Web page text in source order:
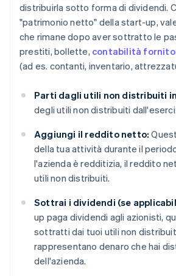
distribuirla sotto forma di dividendi.
"patrimonio netto" della start-up,
che rimane dopo aver sottratto le
prestiti, bollette, contabilità
(ad es. contanti, inventario,
Parti dagli utili non distribuiti
degli utili non distribuiti
Aggiungi il reddito netto:
della tua attività durante il
l'azienda è redditizia, il reddito
utili non distribuiti.
Sottrai i dividendi (se
up paga dividendi agli azionisti,
sottratti dai tuoi utili non
rappresentano denaro che hai
dell'azienda.